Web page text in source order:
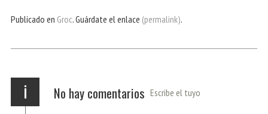
bo er ts
p
gr
m
ail pa
r
Publicado en Groc. Guárdate el enlace (permalink).
i No hay comentarios Escribe el tuyo